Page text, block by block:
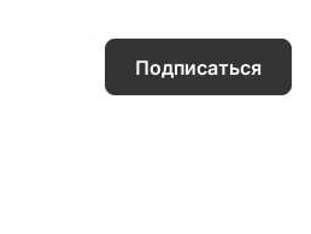
Подписаться